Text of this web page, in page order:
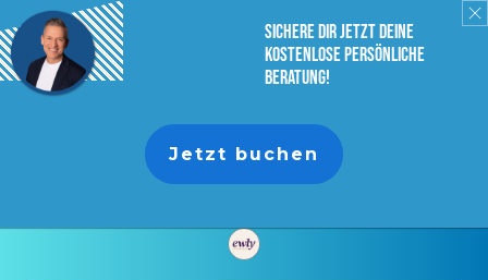
sichere dir jetzt deine
Kostenlose persönliche
Beratung!
Jetzt buchen